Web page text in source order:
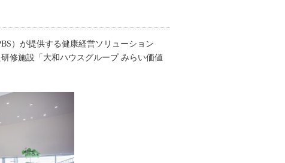
）が提供する健康経営ソリューション
修施設「大和ハウスグループ みらい価値